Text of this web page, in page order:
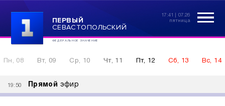
ПЕРВЫЙ
СЕВАСТОПОЛЬСКИЙ
ФЕДЕРАЛЬНОЕ ЗНАЧЕНИЕ
17:41 | 07.26
пятница
Пн, 08 Вт, 09 Ср, 10 Чт, 11 Пт, 12 Сб, 13 Вс, 14
19:50 Прямой эфир